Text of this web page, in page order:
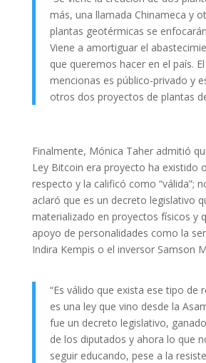
más, una llamada Chinameca y
plantas geotérmicas se
Viene a amortiguar el
que queremos hacer en el país.
mencionas es público-privado y
otros dos proyectos de plantas
Finalmente, Mónica Taher admitió
Ley Bitcoin era proyecto ha existido
respecto y la calificó como “válida”;
aclaró que es un decreto legislativo
materializado en proyectos físicos y
apoyo de personalidades como la
Indira Kempis o el inversor Samson
“Es válido que exista ese tipo de
es una ley que vino desde la
fue un decreto legislativo,
de los diputados y ahora lo que
seguir educando, pese a la